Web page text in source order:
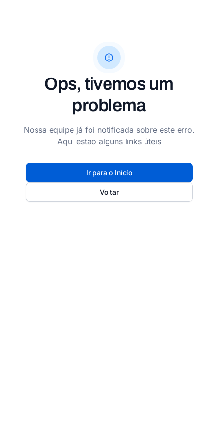
Ops, tivemos um
problema
Nossa equipe já foi notificada sobre este erro.
Aqui estão alguns links úteis
Ir para o Início
Voltar